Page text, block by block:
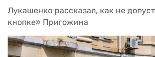
Лукашенко рассказал, как не
кнопке» Пригожина